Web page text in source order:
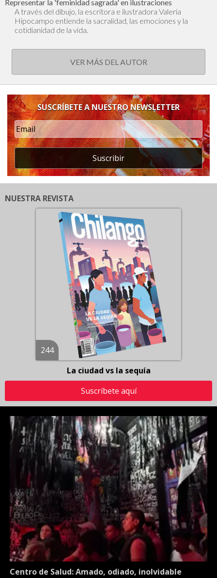
Representar la 'feminidad sagrada' en ilustraciones
A través del dibujo, la escritora e ilustradora Valeria
Hipocampo entiende la sacralidad, las emociones y la
cotidianidad de la vida.
VER MÁS DEL AUTOR
SUSCRÍBETE A NUESTRO NEWSLETTER
Suscribir
NUESTRA REVISTA
244
La ciudad vs la sequía
Suscríbete aquí
Centro de Salud: Amado, odiado, inolvidable